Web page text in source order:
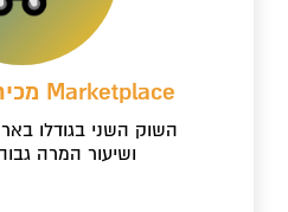
מכירות בוולמארט Marketplace
השוק השני בגודלו
ושיעור המרה